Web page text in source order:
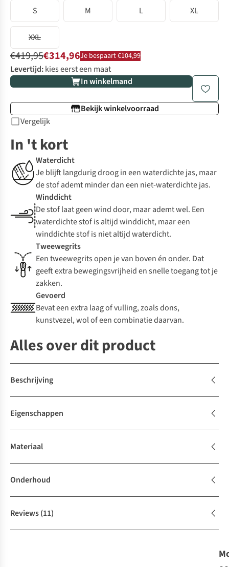
S
M L XL
XXL
€419,95€314,96Je bespaart €104,99
Levertijd:kies eerst een maat
In winkelmand
Bekijk winkelvoorraad
Vergelijk
In 't kort
Waterdicht
Je blijft langdurig droog in een waterdichte jas, maar
de stof ademt minder dan een niet-waterdichte jas.
Winddicht
De stof laat geen wind door, maar ademt wel. Een
waterdichte stof is altijd winddicht, maar een
winddichte stof is niet altijd waterdicht.
Tweewegrits
Een tweewegrits open je van boven én onder. Dat
geeft extra bewegingsvrijheid en snelle toegang tot je
zakken.
Gevoerd
Bevat een extra laag of vulling, zoals dons,
kunstvezel, wol of een combinatie daarvan.
Alles over dit product
Beschrijving
Eigenschappen
Materiaal
Onderhoud
Reviews(11)